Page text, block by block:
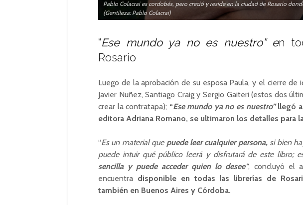
Pablo Colacrai es cordobés, pero creció y reside en la ciudad de Rosario
(Gentileza: Pablo Colacrai)
“Ese mundo ya no es nuestro” en
Rosario
Luego de la aprobación de su esposa Paula, y el cierre de
Javier Nuñez, Santiago Craig y Sergio Gaiteri (estos dos
crear la contratapa); “Ese mundo ya no es nuestro”llegó a
editora Adriana Romano, se ultimaron los detalles para
“Es un material quepuede leer cualquier persona,si bien
puede intuir qué público leerá y disfrutará de este libro;
sencilla y puede acceder quien lo desee“, concluyó el
encuentra disponible en todas las librerías de
también en Buenos Aires y Córdoba.